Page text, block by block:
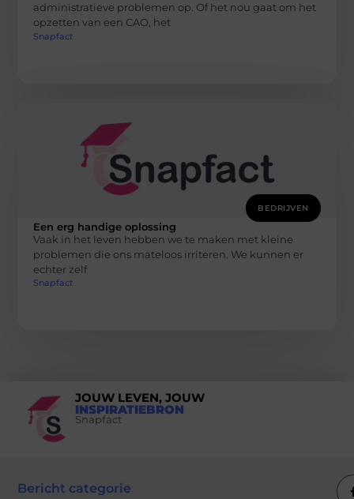
administratieve problemen op. Of het nou gaat om het
opzetten van een CAO, het
Snapfact
BEDRIJVEN
Een erg handige oplossing
Vaak in het leven hebben we te maken met kleine
problemen die ons mateloos irriteren. We kunnen er
echter zelf
Snapfact
JOUW LEVEN, JOUW
INSPIRATIEBRON
Snapfact
Bericht categorie